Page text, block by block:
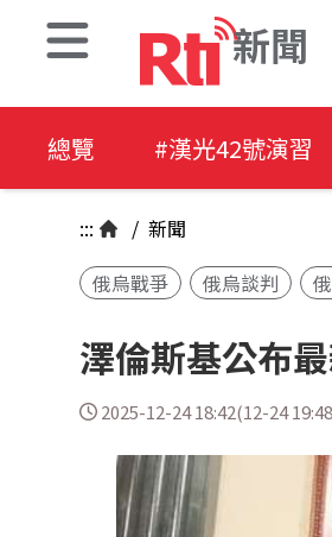
新聞
總覽 #漢光42號演習
::: / 新聞
俄烏戰爭
俄烏談判
澤倫斯基公布
2025-12-24 18:42(12-24